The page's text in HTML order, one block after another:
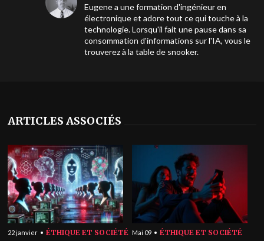
Eugene a une formation d'ingénieur en
électronique et adore tout ce qui touche à la
technologie. Lorsqu'il fait une pause dans sa
consommation d'informations sur l'IA, vous le
trouverez à la table de snooker.
ARTICLES ASSOCIÉS
22 janvier ÉTHIQUE ET SOCIÉTÉ Mai 09 ÉTHIQUE ET SOCIÉTÉ